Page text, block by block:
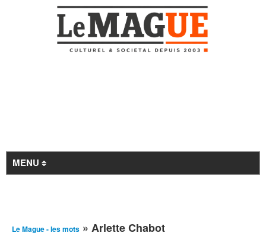
MENU
À la Une
Le Mague - les mots » Arlette Chabot